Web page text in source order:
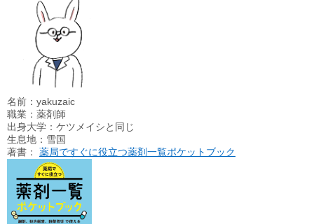
名前：yakuzaic
職業：薬剤師
出身大学：ケツメイシと同じ
生息地：雪国
著書： 薬局ですぐに役立つ薬剤一覧ポケットブック